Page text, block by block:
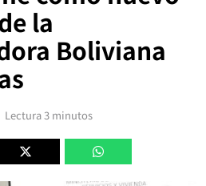
la
Boliviana
Lectura 3 minutos